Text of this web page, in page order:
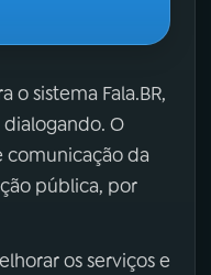
o sistema Fala.BR,
dialogando. O
comunicação da
pública, por
os serviços e